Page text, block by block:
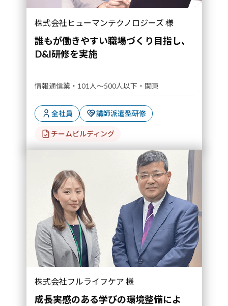
株式会社ヒューマンテクノロジーズ 様
誰もが働きやすい職場づくり目指し、
D&I研修を実施
情報通信業・101人～500人以下・関東
全社員 講師派遣型研修
チームビルディング
株式会社フルライフケア 様
成長実感のある学びの環境整備によ